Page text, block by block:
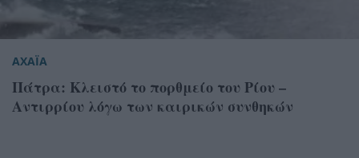
ΑΧΑΪΑ
Πάτρα: Κλειστό το πορθμείο του Ρίου –
Αντιρρίου λόγω των καιρικών συνθηκών